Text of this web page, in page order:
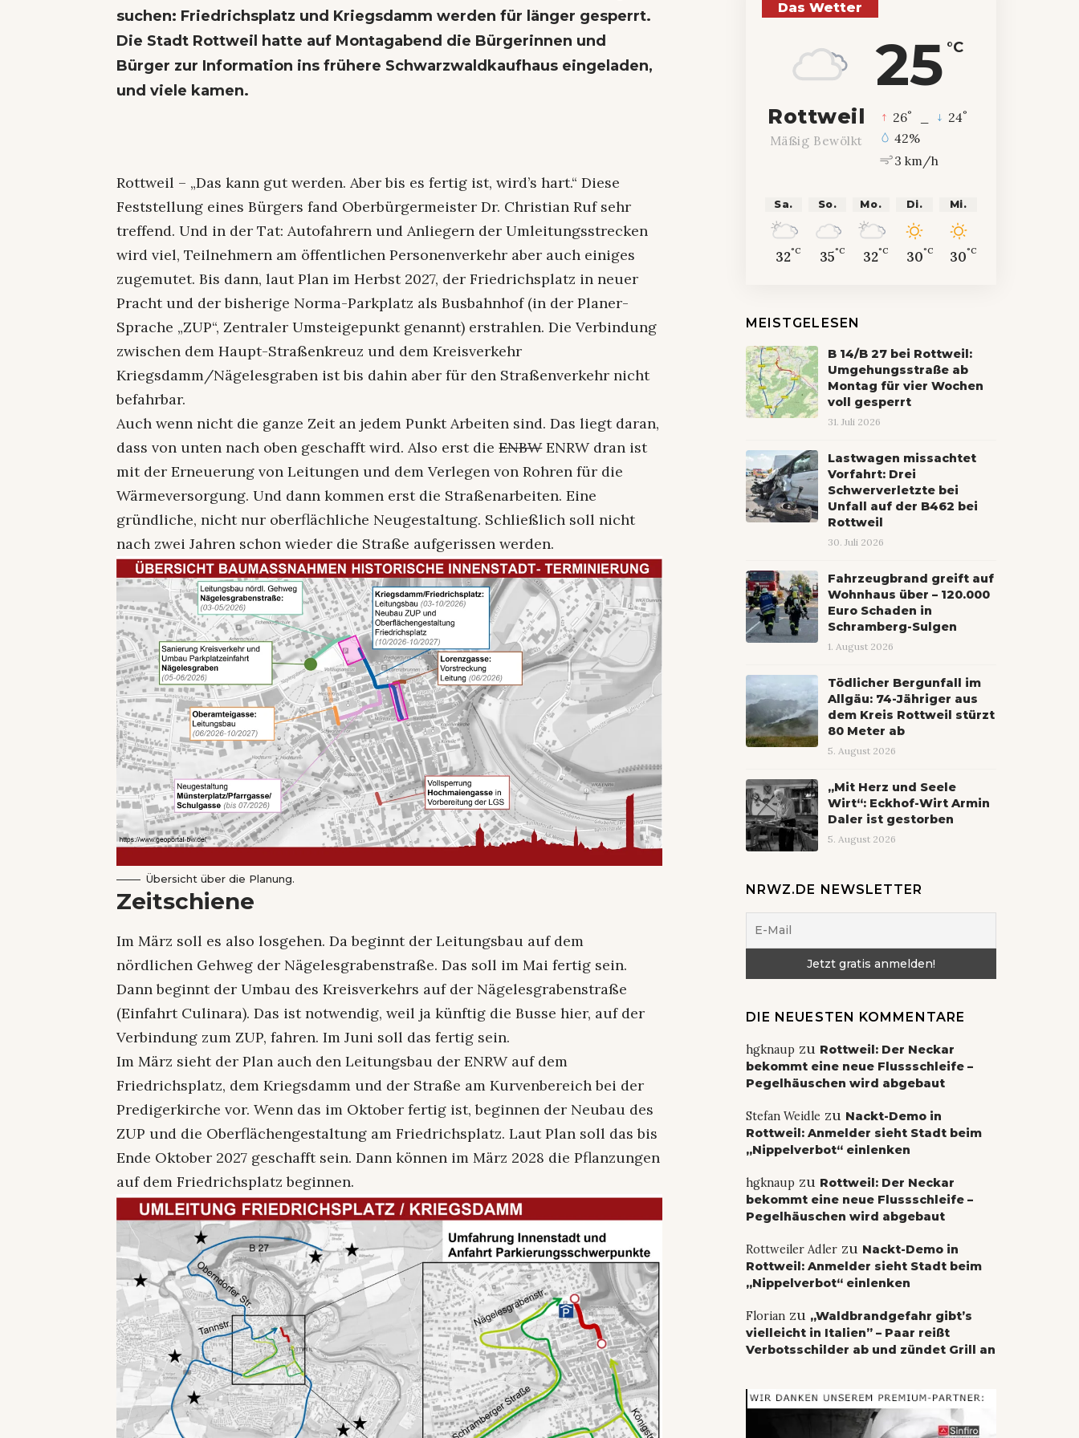
suchen: Friedrichsplatz und Kriegsdamm werden für länger gesperrt.
Die Stadt Rottweil hatte auf Montagabend die Bürgerinnen und
Bürger zur Information ins frühere Schwarzwaldkaufhaus eingeladen,
und viele kamen.
Rottweil – „Das kann gut werden. Aber bis es fertig ist, wird’s hart.“ Diese
Feststellung eines Bürgers fand Oberbürgermeister Dr. Christian Ruf sehr
treffend. Und in der Tat: Autofahrern und Anliegern der Umleitungsstrecken
wird viel, Teilnehmern am öffentlichen Personenverkehr aber auch einiges
zugemutet. Bis dann, laut Plan im Herbst 2027, der Friedrichsplatz in neuer
Pracht und der bisherige Norma-Parkplatz als Busbahnhof (in der Planer-
Sprache „ZUP“, Zentraler Umsteigepunkt genannt) erstrahlen. Die Verbindung
zwischen dem Haupt-Straßenkreuz und dem Kreisverkehr
Kriegsdamm/Nägelesgraben ist bis dahin aber für den Straßenverkehr nicht
befahrbar.
Auch wenn nicht die ganze Zeit an jedem Punkt Arbeiten sind. Das liegt daran,
dass von unten nach oben geschafft wird. Also erst dieENBWENRW dran ist
mit der Erneuerung von Leitungen und dem Verlegen von Rohren für die
Wärmeversorgung. Und dann kommen erst die Straßenarbeiten. Eine
gründliche, nicht nur oberflächliche Neugestaltung. Schließlich soll nicht
nach zwei Jahren schon wieder die Straße aufgerissen werden.
Übersicht über die Planung.
Zeitschiene
Im März soll es also losgehen. Da beginnt der Leitungsbau auf dem
nördlichen Gehweg der Nägelesgrabenstraße. Das soll im Mai fertig sein.
Dann beginnt der Umbau des Kreisverkehrs auf der Nägelesgrabenstraße
(Einfahrt Culinara). Das ist notwendig, weil ja künftig die Busse hier, auf der
Verbindung zum ZUP, fahren. Im Juni soll das fertig sein.
Im März sieht der Plan auch den Leitungsbau der ENRW auf dem
Friedrichsplatz, dem Kriegsdamm und der Straße am Kurvenbereich bei der
Predigerkirche vor. Wenn das im Oktober fertig ist, beginnen der Neubau des
ZUP und die Oberflächengestaltung am Friedrichsplatz. Laut Plan soll das bis
Ende Oktober 2027 geschafft sein. Dann können im März 2028 die Pflanzungen
auf dem Friedrichsplatz beginnen.
Das Wetter
25 °C
Rottweil
Mäßig Bewölkt
26° 24°
42%
3 km/h
Sa.
32°C
So.
35°C
Mo.
32°C
Di.
30°C
Mi.
30°C
MEISTGELESEN
B 14/B 27 bei Rottweil:
Umgehungsstraße ab
Montag für vier Wochen
voll gesperrt
31. Juli 2026
Lastwagen missachtet
Vorfahrt: Drei
Schwerverletzte bei
Unfall auf der B462 bei
Rottweil
30. Juli 2026
Fahrzeugbrand greift auf
Wohnhaus über – 120.000
Euro Schaden in
Schramberg-Sulgen
1. August 2026
Tödlicher Bergunfall im
Allgäu: 74-Jähriger aus
dem Kreis Rottweil stürzt
80 Meter ab
5. August 2026
„Mit Herz und Seele
Wirt“: Eckhof-Wirt Armin
Daler ist gestorben
5. August 2026
NRWZ.DE NEWSLETTER
DIE NEUESTEN KOMMENTARE
hgknaupzu Rottweil: Der Neckar
bekommt eine neue Flussschleife –
Pegelhäuschen wird abgebaut
Stefan Weidle zu Nackt-Demo in
Rottweil: Anmelder sieht Stadt beim
„Nippelverbot“ einlenken
hgknaupzu Rottweil: Der Neckar
bekommt eine neue Flussschleife –
Pegelhäuschen wird abgebaut
Rottweiler Adlerzu Nackt-Demo in
Rottweil: Anmelder sieht Stadt beim
„Nippelverbot“ einlenken
Florianzu „Waldbrandgefahr gibt’s
vielleicht in Italien” – Paar reißt
Verbotsschilder ab und zündet Grill an